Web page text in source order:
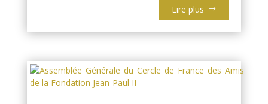
Lire plus